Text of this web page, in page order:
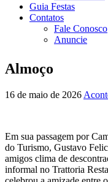
Guia Festas
Contatos
Fale Conosco
Anuncie
Almoço
16 de maio de 2026
Em sua passagem por
do Turismo, Gustavo
amigos clima de
informal no Trattoria